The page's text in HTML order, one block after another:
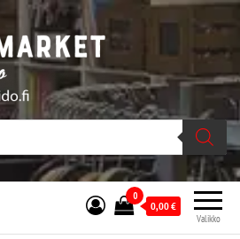
ja kivijalassa
Stupido Market on vaihtoehtomusaan
erikoistunut verkko- sekä
kivijalkakauppa Helsingissä Kallion
sydämessä.
Valikko
0
0,00€